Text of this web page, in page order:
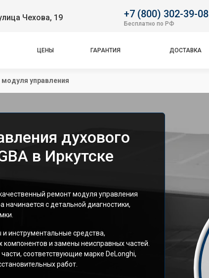
Чехова, 19 +7 (800) 302-39-08
Бесплатно по РФ
ЦЕНЫ ГАРАНТИЯ ДОСТАВКА
управления
духового
в Иркутске
ремонт модуля управления
начинается с детальной диагностики,
инструментальные средства,
и замены неисправных частей.
соответствующие марке DeLonghi,
работ.